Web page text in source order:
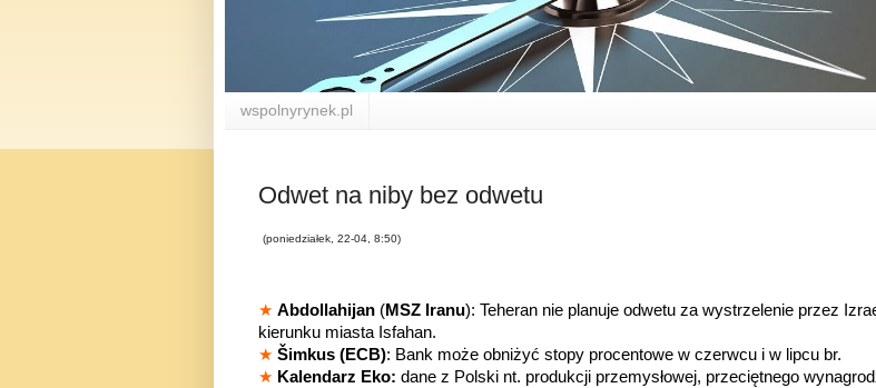
wspolnyrynek.pl
Odwet na niby bez odwetu
(poniedziałek, 22-04, 8:50)
★ Abdollahijan (MSZ Iranu): Teheran nie planuje odwetu za wystrzelenie przez
kierunku miasta Isfahan.
★ Šimkus (ECB): Bank może obniżyć stopy procentowe w czerwcu i w lipcu br.
★ Kalendarz Eko: dane z Polski nt. produkcji przemysłowej, przeciętnego